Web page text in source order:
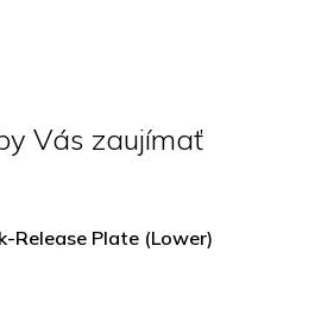
Vás zaujímať
Release Plate (Lower)